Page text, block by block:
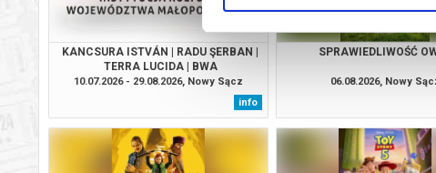
KANCSURA ISTVÁN | RADU ŞERBAN |
TERRA LUCIDA | BWA
10.07.2026 - 29.08.2026, Nowy Sącz
info
SPRAWIEDLIWOŚĆ
06.08.2026, Nowy